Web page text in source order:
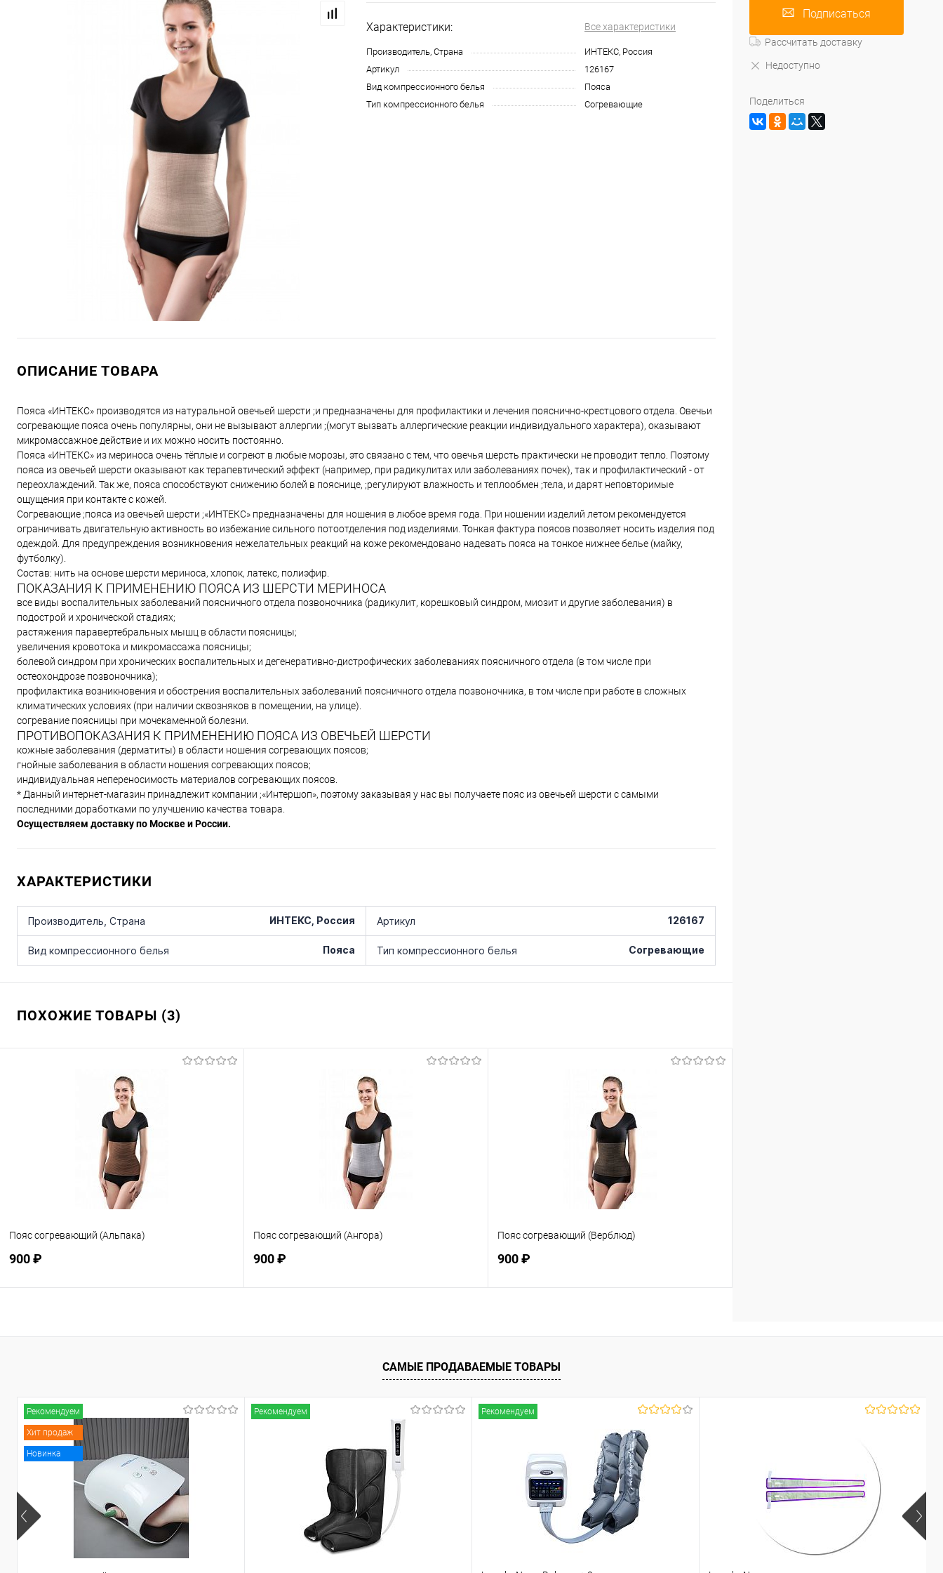
Характеристики: Все характеристики
Производитель, Страна
ИНТЕКС, Россия
Артикул
126167
Вид компрессионного белья
Пояса
Тип компрессионного белья
Согревающие
ОПИСАНИЕ ТОВАРА
Пояса «ИНТЕКС» производятся из натуральной овечьей шерсти ;и предназначены для профилактики и лечения пояснично-крестцового отдела. Овечьи
согревающие пояса очень популярны, они не вызывают аллергии ;(могут вызвать аллергические реакции индивидуального характера), оказывают
микромассажное действие и их можно носить постоянно.
Пояса «ИНТЕКС» из мериноса очень тёплые и согреют в любые морозы, это связано с тем, что овечья шерсть практически не проводит тепло. Поэтому
пояса из овечьей шерсти оказывают как терапевтический эффект (например, при радикулитах или заболеваниях почек), так и профилактический - от
переохлаждений. Так же, пояса способствуют снижению болей в пояснице, ;регулируют влажность и теплообмен ;тела, и дарят неповторимые
ощущения при контакте с кожей.
Согревающие ;пояса из овечьей шерсти ;«ИНТЕКС» предназначены для ношения в любое время года. При ношении изделий летом рекомендуется
ограничивать двигательную активность во избежание сильного потоотделения под изделиями. Тонкая фактура поясов позволяет носить изделия под
одеждой. Для предупреждения возникновения нежелательных реакций на коже рекомендовано надевать пояса на тонкое нижнее белье (майку,
футболку).
Состав: нить на основе шерсти мериноса, хлопок, латекс, полиэфир.
ПОКАЗАНИЯ К ПРИМЕНЕНИЮ ПОЯСА ИЗ ШЕРСТИ МЕРИНОСА
все виды воспалительных заболеваний поясничного отдела позвоночника (радикулит, корешковый синдром, миозит и другие заболевания) в
подострой и хронической стадиях;
растяжения паравертебральных мышц в области поясницы;
увеличения кровотока и микромассажа поясницы;
болевой синдром при хронических воспалительных и дегенеративно-дистрофических заболеваниях поясничного отдела (в том числе при
остеохондрозе позвоночника);
профилактика возникновения и обострения воспалительных заболеваний поясничного отдела позвоночника, в том числе при работе в сложных
климатических условиях (при наличии сквозняков в помещении, на улице).
согревание поясницы при мочекаменной болезни.
ПРОТИВОПОКАЗАНИЯ К ПРИМЕНЕНИЮ ПОЯСА ИЗ ОВЕЧЬЕЙ ШЕРСТИ
кожные заболевания (дерматиты) в области ношения согревающих поясов;
гнойные заболевания в области ношения согревающих поясов;
индивидуальная непереносимость материалов согревающих поясов.
* Данный интернет-магазин принадлежит компании ;«Интершоп», поэтому заказывая у нас вы получаете пояс из овечьей шерсти с самыми
последними доработками по улучшению качества товара.
Осуществляем доставку по Москве и России.
ХАРАКТЕРИСТИКИ
Производитель, Страна ИНТЕКС, Россия Артикул 126167
Вид компрессионного белья Пояса Тип компрессионного белья Согревающие
ПОХОЖИЕ ТОВАРЫ (3)
Пояс согревающий (Альпака)
900 ₽
Пояс согревающий (Ангора)
900 ₽
Пояс согревающий (Верблюд)
900 ₽
Подписаться
Рассчитать доставку
Недоступно
Поделиться
САМЫЕ ПРОДАВАЕМЫЕ ТОВАРЫ
Рекомендуем
Хит продаж
Новинка
Рекомендуем Рекомендуем